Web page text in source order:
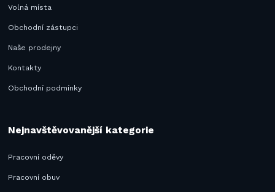
Volná místa
Obchodní zástupci
Naše prodejny
Kontakty
Obchodní podmínky
Nejnavštěvovanější kategorie
Pracovní oděvy
Pracovní obuv